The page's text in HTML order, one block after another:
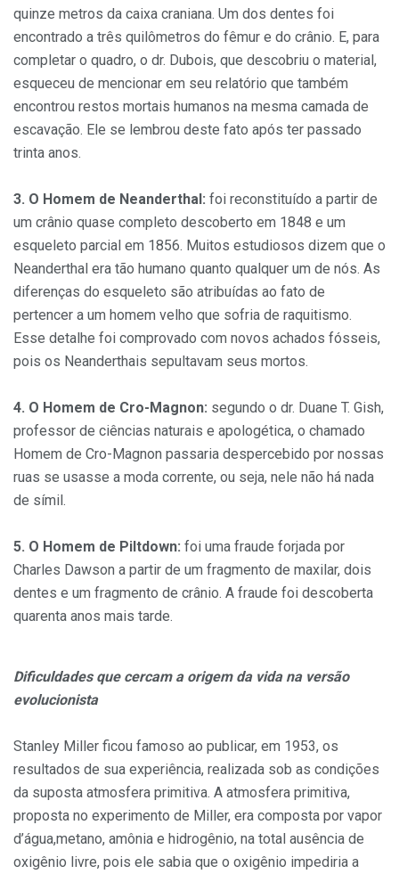
quinze metros da caixa craniana. Um dos dentes foi
encontrado a três quilômetros do fêmur e do crânio. E, para
completar o quadro, o dr. Dubois, que descobriu o material,
esqueceu de mencionar em seu relatório que também
encontrou restos mortais humanos na mesma camada de
escavação. Ele se lembrou deste fato após ter passado
trinta anos.
3. O Homem de Neanderthal: foi reconstituído a partir de
um crânio quase completo descoberto em 1848 e um
esqueleto parcial em 1856. Muitos estudiosos dizem que o
Neanderthal era tão humano quanto qualquer um de nós. As
diferenças do esqueleto são atribuídas ao fato de
pertencer a um homem velho que sofria de raquitismo.
Esse detalhe foi comprovado com novos achados fósseis,
pois os Neanderthais sepultavam seus mortos.
4. O Homem de Cro-Magnon: segundo o dr. Duane T. Gish,
professor de ciências naturais e apologética, o chamado
Homem de Cro-Magnon passaria despercebido por nossas
ruas se usasse a moda corrente, ou seja, nele não há nada
de símil.
5. O Homem de Piltdown: foi uma fraude forjada por
Charles Dawson a partir de um fragmento de maxilar, dois
dentes e um fragmento de crânio. A fraude foi descoberta
quarenta anos mais tarde.
Dificuldades que cercam a origem da vida na versão
evolucionista
Stanley Miller ficou famoso ao publicar, em 1953, os
resultados de sua experiência, realizada sob as condições
da suposta atmosfera primitiva. A atmosfera primitiva,
proposta no experimento de Miller, era composta por vapor
d’água,metano, amônia e hidrogênio, na total ausência de
oxigênio livre, pois ele sabia que o oxigênio impediria a